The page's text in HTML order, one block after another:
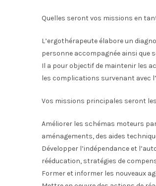
Quelles seront vos missions en
L’ergothérapeute élabore un
personne accompagnée ainsi que
Il a pour objectif de maintenir les
les complications survenant avec
Vos missions principales seront
Améliorer les schémas moteurs
aménagements, des aides
Développer l’indépendance et
rééducation, stratégies de
Former et informer les nouveaux